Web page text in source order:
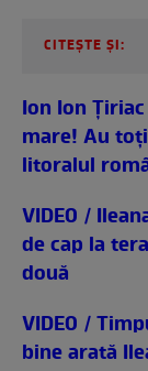
CITEȘTE ȘI:
Ion Ion
mare! Au
litoralul
VIDEO /
de cap la
două
VIDEO /
bine arată